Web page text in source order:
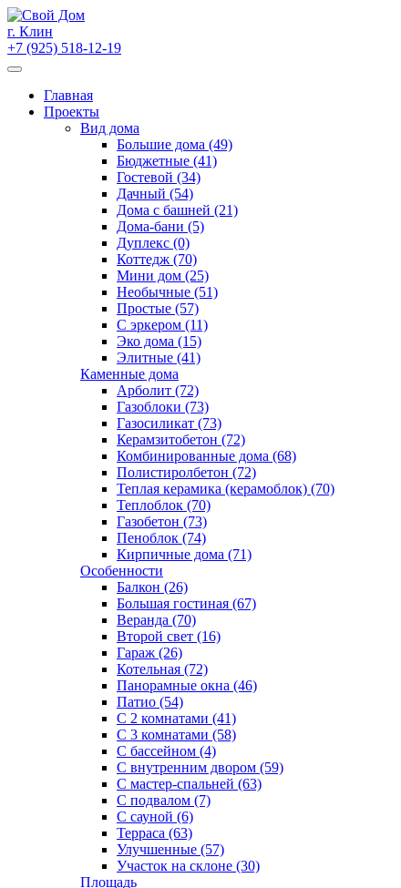
Skip
to
content
г. Клин
+7 (925) 518-12-19
Главная
Проекты
Вид дома
Большие дома (49)
Бюджетные (41)
Гостевой (34)
Дачный (54)
Дома с башней (21)
Дома-бани (5)
Дуплекс (0)
Коттедж (70)
Мини дом (25)
Необычные (51)
Простые (57)
С эркером (11)
Эко дома (15)
Элитные (41)
Каменные дома
Арболит (72)
Газоблоки (73)
Газосиликат (73)
Керамзитобетон (72)
Комбинированные дома (68)
Полистиролбетон (72)
Теплая керамика (керамоблок) (70)
Теплоблок (70)
Газобетон (73)
Пеноблок (74)
Кирпичные дома (71)
Особенности
Балкон (26)
Большая гостиная (67)
Веранда (70)
Второй свет (16)
Гараж (26)
Котельная (72)
Панорамные окна (46)
Патио (54)
С 2 комнатами (41)
С 3 комнатами (58)
С бассейном (4)
С внутренним двором (59)
С мастер-спальней (63)
С подвалом (7)
С сауной (6)
Терраса (63)
Улучшенные (57)
Участок на склоне (30)
Площадь